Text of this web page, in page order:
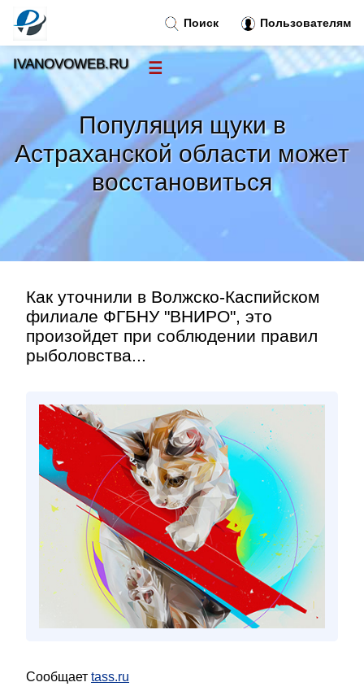
Популяция щуки в
Астраханской области может
восстановиться
Как уточнили в Волжско-Каспийском
филиале ФГБНУ "ВНИРО", это
произойдет при соблюдении правил
рыболовства...
Сообщает tass.ru
Поиск Пользователям
IVANOVOWEB.RU ☰
Новости
Тренды новостей»
»
Правила »